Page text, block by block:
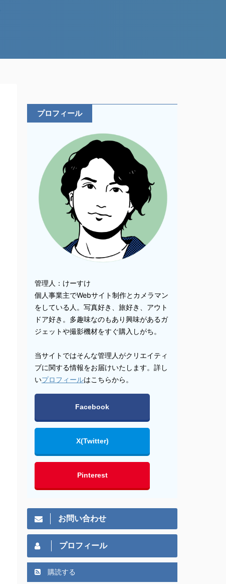
プロフィール
管理人：けーすけ
個人事業主でWebサイト制作とカメラマン
をしている人。写真好き、旅好き、アウト
ドア好き。多趣味なのもあり興味があるガ
ジェットや撮影機材をすぐ購入しがち。
当サイトではそんな管理人がクリエイティ
ブに関する情報をお届けいたします。詳し
いプロフィールはこちらから。
Facebook
X(Twitter)
Pinterest
お問い合わせ
プロフィール
購読する